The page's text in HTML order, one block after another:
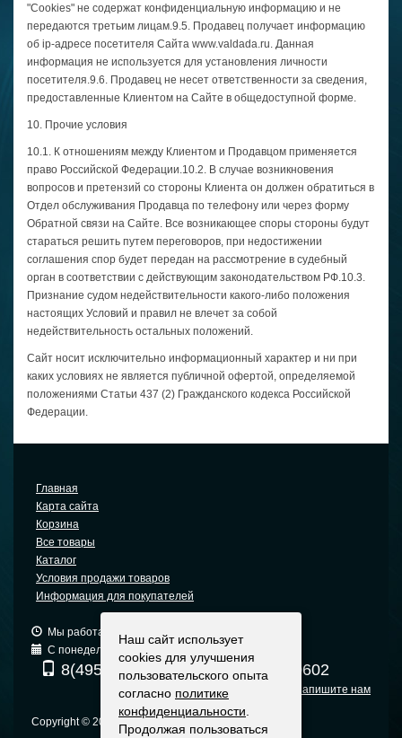
"Cookies" не содержат конфиденциальную информацию и не
передаются третьим лицам.9.5. Продавец получает информацию
об ip-адресе посетителя Сайта www.valdada.ru. Данная
информация не используется для установления личности
посетителя.9.6. Продавец не несет ответственности за сведения,
предоставленные Клиентом на Сайте в общедоступной форме.
10. Прочие условия
10.1. К отношениям между Клиентом и Продавцом применяется
право Российской Федерации.10.2. В случае возникновения
вопросов и претензий со стороны Клиента он должен обратиться в
Отдел обслуживания Продавца по телефону или через форму
Обратной связи на Сайте. Все возникающее споры стороны будут
стараться решить путем переговоров, при недостижении
соглашения спор будет передан на рассмотрение в судебный
орган в соответствии с действующим законодательством РФ.10.3.
Признание судом недействительности какого-либо положения
настоящих Условий и правил не влечет за собой
недействительность остальных положений.
Cайт носит исключительно информационный характер и ни при
каких условиях не является публичной офертой, определяемой
положениями Статьи 437 (2) Гражданского кодекса Российской
Федерации.
Главная
Карта сайта
Корзина
Все товары
Каталог
Условия продажи товаров
Информация для покупателей
Мы работаем: 9:00 — 19:00 (МСК)
С понедельника по пятницу
8(495) 740-6680 8(903) 540-0602
Напишите нам
Copyright © 2005-2015 Москва +7 495 740-66-80
Наш сайт использует
cookies для улучшения
пользовательского опыта
согласно политике
конфиденциальности
Продолжая пользоваться